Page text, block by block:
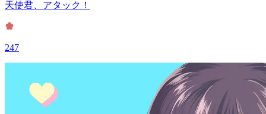
天使君、アタック！
247